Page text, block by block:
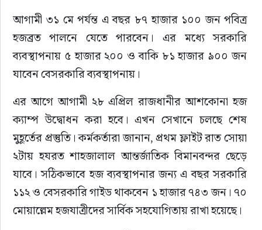
আগামী ৩১ মে পর্যন্ত এ বছর ৮৭ হাজার ১০০ জন পবিত্র
হজব্রত পালনে যেতে পারবেন। এর মধ্যে সরকারি
ব্যবস্থাপনায় ৫ হাজার ২০০ ও বাকি ৮১ হাজার ৯০০ জন
যাবেন বেসরকারি ব্যবস্থাপনায়।
এর আগে আগামী ২৮ এপ্রিল রাজধানীর আশকোনা হজ
ক্যাম্প উদ্বোধন করা হবে। এখন সেখানে চলছে শেষ
মুহূর্তের প্রস্তুতি। কর্মকর্তারা জানান, প্রথম ফ্লাইট রাত সোয়া
২টায় হযরত শাহজালাল আন্তর্জাতিক বিমানবন্দর ছেড়ে
যাবে। সঠিকভাবে হজ ব্যবস্থাপনার জন্য এ বছর সরকারি
১১২ ও বেসরকারি গাইড থাকবেন ১ হাজার ৭৪৩ জন। ৭০
মোয়াল্লেম হজযাত্রীদের সার্বিক সহযোগিতায় রাখা হয়েছে।